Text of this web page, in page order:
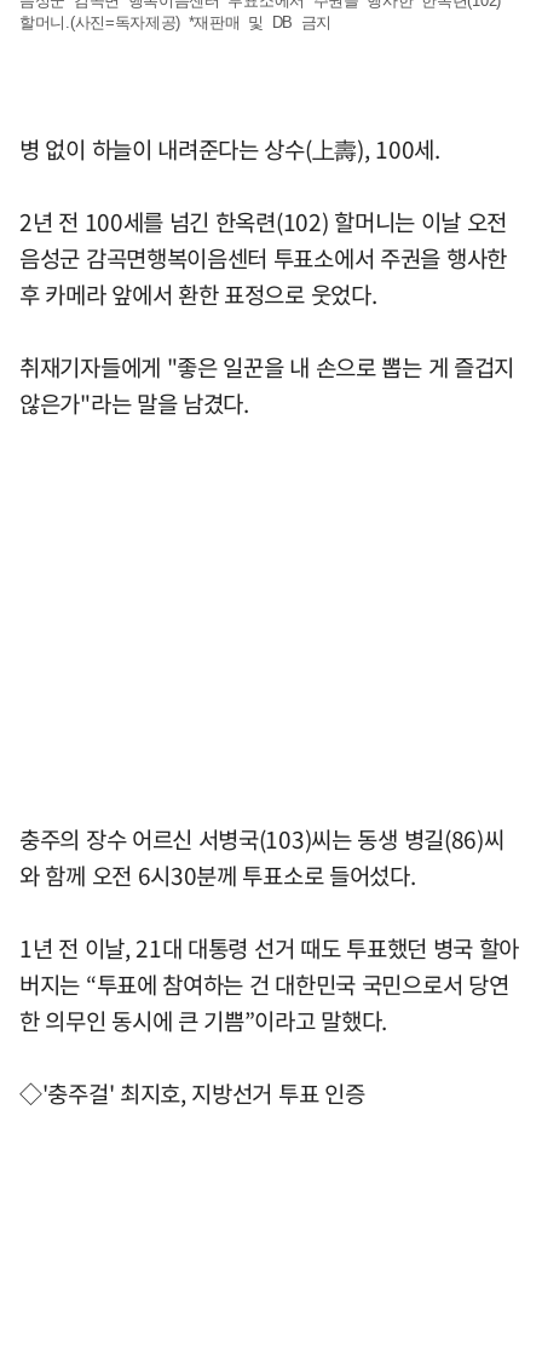
할머니.(사진=독자제공) *재판매 및 DB 금지
병 없이 하늘이 내려준다는 상수(上壽), 100세.
2년 전 100세를 넘긴 한옥련(102) 할머니는 이날 오전
음성군 감곡면행복이음센터 투표소에서 주권을 행사한
후 카메라 앞에서 환한 표정으로 웃었다.
취재기자들에게 "좋은 일꾼을 내 손으로 뽑는 게 즐겁지
않은가"라는 말을 남겼다.
충주의 장수 어르신 서병국(103)씨는 동생 병길(86)씨
와 함께 오전 6시30분께 투표소로 들어섰다.
1년 전 이날, 21대 대통령 선거 때도 투표했던 병국 할아
버지는 “투표에 참여하는 건 대한민국 국민으로서 당연
한 의무인 동시에 큰 기쁨”이라고 말했다.
◇'충주걸' 최지호, 지방선거 투표 인증